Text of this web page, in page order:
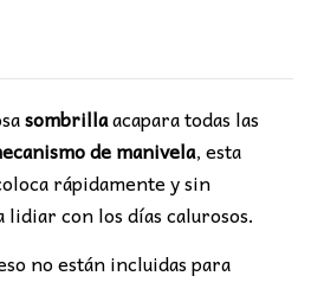
sombrillaacapara todas las
de manivela, esta
rápidamente y sin
con los días calurosos.
no están incluidas para